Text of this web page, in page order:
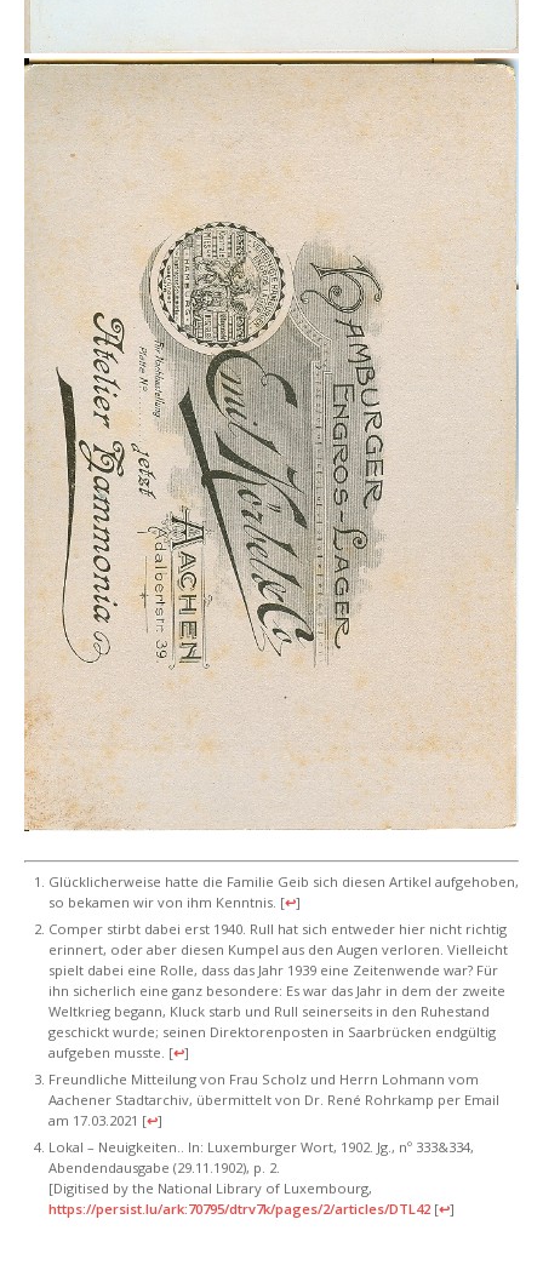
Glücklicherweise hatte die Familie Geib sich diesen Artikel aufgehoben,
so bekamen wir von ihm Kenntnis. [↩]
Comper stirbt dabei erst 1940. Rull hat sich entweder hier nicht richtig
erinnert, oder aber diesen Kumpel aus den Augen verloren. Vielleicht
spielt dabei eine Rolle, dass das Jahr 1939 eine Zeitenwende war? Für
ihn sicherlich eine ganz besondere: Es war das Jahr in dem der zweite
Weltkrieg begann, Kluck starb und Rull seinerseits in den Ruhestand
geschickt wurde; seinen Direktorenposten in Saarbrücken endgültig
aufgeben musste. [↩]
Freundliche Mitteilung von Frau Scholz und Herrn Lohmann vom
Aachener Stadtarchiv, übermittelt von Dr. René Rohrkamp per Email
am 17.03.2021 [↩]
Lokal – Neuigkeiten.. In: Luxemburger Wort, 1902. Jg., nº 333&334,
Abendendausgabe (29.11.1902), p. 2.
[Digitised by the National Library of Luxembourg,
https://persist.lu/ark:70795/dtrv7k/pages/2/articles/DTL42 [↩]